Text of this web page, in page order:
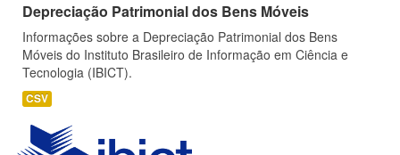
Depreciação Patrimonial dos Bens Móveis
Informações sobre a Depreciação Patrimonial dos Bens
Móveis do Instituto Brasileiro de Informação em Ciência e
Tecnologia (IBICT).
CSV